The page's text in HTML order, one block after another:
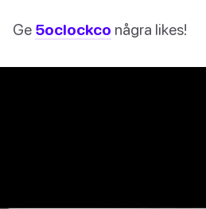
Ge 5oclockco några likes!